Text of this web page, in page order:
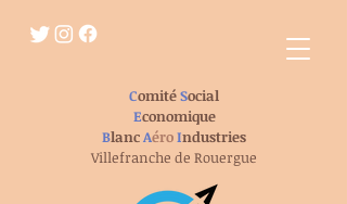
ComitéSocial
Economique
BlancAéroIndustries
Villefranche de Rouergue